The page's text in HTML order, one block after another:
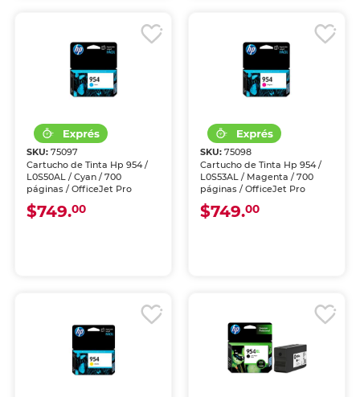
SKU:75097
Cartucho de Tinta Hp 954 /
L0S50AL / Cyan / 700
páginas / OfficeJet Pro
$749.00
SKU: 75098
Cartucho de Tinta Hp 954 /
L0S53AL / Magenta / 700
páginas / OfficeJet Pro
$749.00